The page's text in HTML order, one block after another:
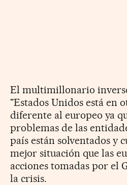
El multimillonario
"Estados Unidos está en
diferente al europeo ya
problemas de las
país están solventados y
mejor situación que las
acciones tomadas por el
la crisis.